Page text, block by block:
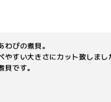
びの煮貝。
やすい大きさにカット致しまし
です。